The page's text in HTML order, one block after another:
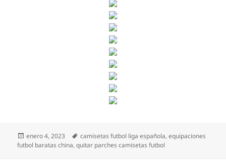
Publicado
el
enero 4, 2023 Etiquetas
camisetas futbol liga española,equipaciones
futbol baratas china,quitar parches camisetas futbol